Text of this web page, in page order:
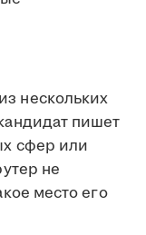
нескольких
пишет
сфер или
не
место его